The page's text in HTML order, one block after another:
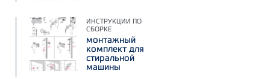
ИНСТРУКЦИИ ПО
СБОРКЕ
монтажный
комплект для
стиральной
машины